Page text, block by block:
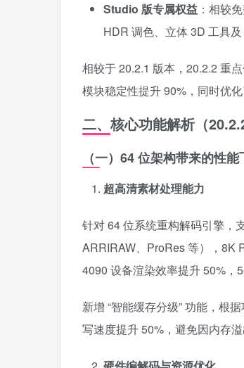
Studio 版专属权益 ：相较
HDR 调色、立体 3D 工具
相较于 20.2.1 版本，20.2.2 重
模块稳定性提升 90%，同时优
二、核心功能解析（
（一）64 位架构带来的性能
超高清素材处理能力
针对 64 位系统重构解码引擎，
ARRIRAW、ProRes 等），8K
4090 设备渲染效率提升 50%，
新增 “智能缓存分级” 功能，根
写速度提升 50%，避免因内存溢